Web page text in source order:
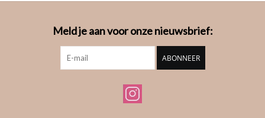
Meld je aan voor onze nieuwsbrief:
ABONNEER